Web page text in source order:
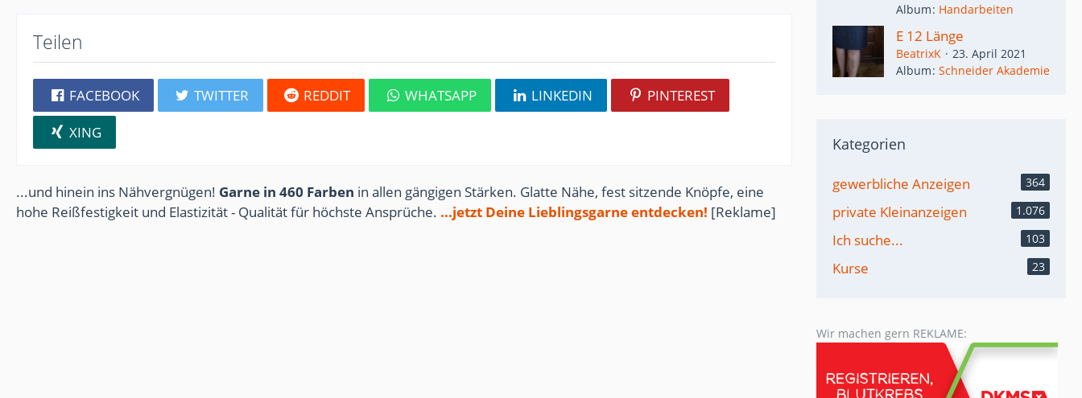
Teilen
FACEBOOK TWITTER REDDIT WHATSAPP LINKEDIN
PINTEREST
XING
...und hinein ins Nähvergnügen! Garne in 460 Farben in allen gängigen Stärken. Glatte Nähe, fest sitzende Knöpfe, eine
hohe Reißfestigkeit und Elastizität - Qualität für höchste Ansprüche. ...jetzt Deine Lieblingsgarne entdecken! [Reklame]
Album Handarbeiten
E 12 Länge
BeatrixK
23. April 2021
Album Schneider Akademie
Kategorien
gewerbliche Anzeigen 364
private Kleinanzeigen 1.076
Ich suche... 103
Kurse 23
Wir machen gern REKLAME: